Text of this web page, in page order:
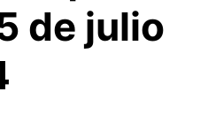
de julio